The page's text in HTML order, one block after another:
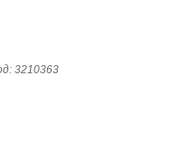
3210363